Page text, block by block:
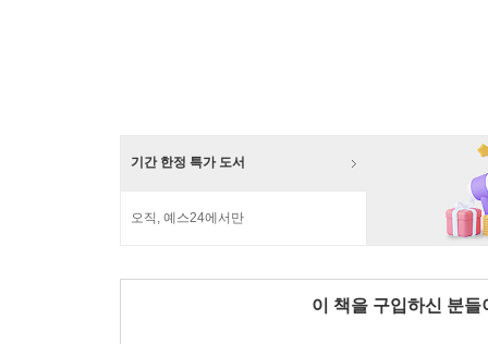
기간 한정 특가 도서
오직, 예스24에서만
이 책을 구입하신 분